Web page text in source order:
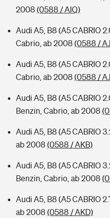
2008 (0588 / AIQ)
Audi A5, B8 (A5 CABRIO
Cabrio, ab 2008 (0588 /
Audi A5, B8 (A5 CABRIO
Cabrio, ab 2008 (0588 /
Audi A5, B8 (A5 CABRIO
Benzin, Cabrio, ab 2008
Audi A5, B8 (A5 CABRIO
ab 2008 (0588 / AKB)
Audi A5, B8 (A5 CABRIO
Benzin, Cabrio, ab 2008
Audi A5, B8 (A5 CABRIO
ab 2008 (0588 / AKD)